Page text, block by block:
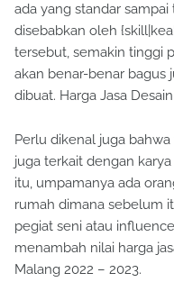
ada yang standar
disebabkan oleh
tersebut, semakin tinggi
akan benar-benar bagus
dibuat. Harga Jasa
Perlu dikenal juga
juga terkait dengan
itu, umpamanya ada
rumah dimana sebelum
pegiat seni atau
menambah nilai harga
Malang 2022 – 2023.